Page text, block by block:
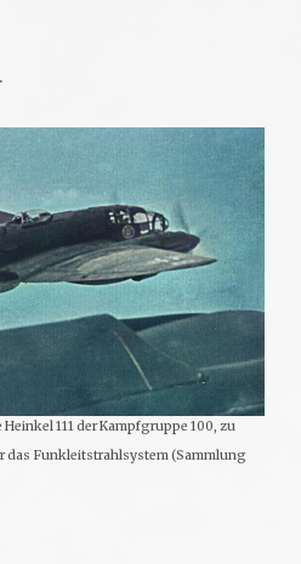
111 der Kampfgruppe 100, zu
das Funkleitstrahlsystem (Sammlung